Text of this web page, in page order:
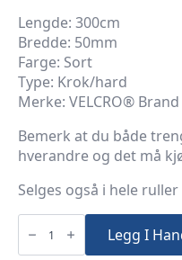
Lengde: 300cm
Bredde: 50mm
Farge: Sort
Type: Krok/hard
Merke: VELCRO® Brand
Bemerk at du både
hverandre og det må
Selges også i hele ruller
Borrelås
Sort
Krok
Legg I